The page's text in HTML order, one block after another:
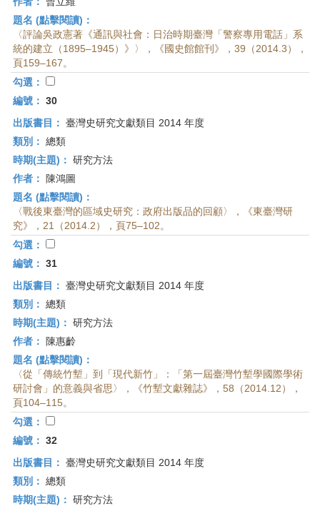
題名 (點擊閱讀)：
〈評論吳政憲著《通訊與社會：日治時期臺灣「警察專用電話」系
統的建立（1895–1945）》〉，《國史館館刊》，39（2014.3），
頁159–167。
勾選：
編號： 30
出版書目： 臺灣史研究文獻類目 2014 年度
類別： 總類
時期(主題)： 研究方法
作者：
陳鴻圖
題名 (點擊閱讀)：
〈戰後東臺灣的區域史研究：政府出版品的回顧〉，《東臺灣研
究》，21（2014.2），頁75–102。
勾選：
編號： 31
出版書目： 臺灣史研究文獻類目 2014 年度
類別： 總類
時期(主題)： 研究方法
作者：
陳惠齡
題名 (點擊閱讀)：
〈從「傳統竹塹」到「現代新竹」：「第一屆臺灣竹塹學國際學術
研討會」的意義與省思〉，《竹塹文獻雜誌》，58（2014.12），
頁104–115。
勾選：
編號： 32
出版書目： 臺灣史研究文獻類目 2014 年度
類別： 總類
時期(主題)： 研究方法